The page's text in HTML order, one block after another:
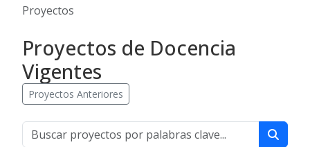
Proyectos
Proyectos de Docencia
Vigentes
Proyectos Anteriores